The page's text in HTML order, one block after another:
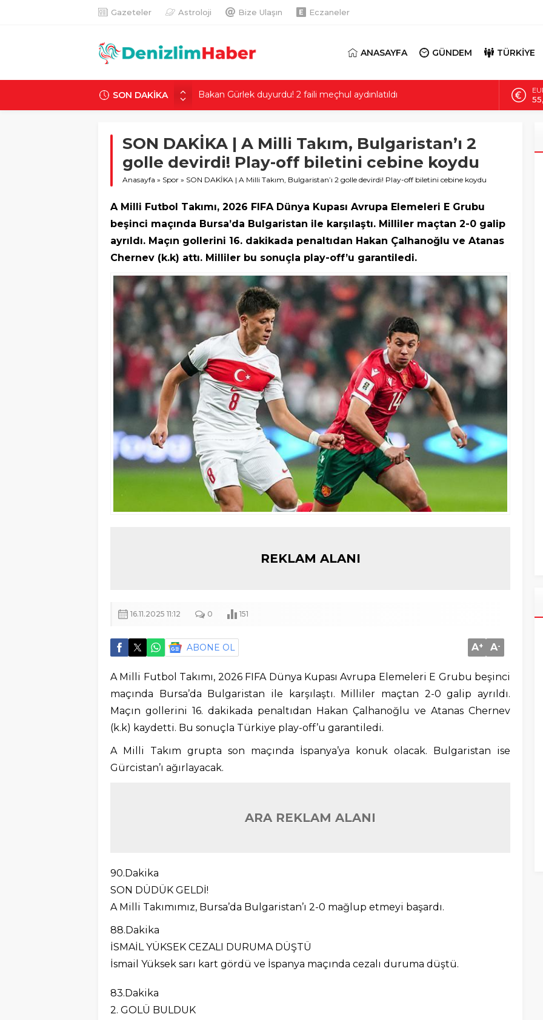
Gazeteler Astroloji Bize Ulaşın Eczaneler
ANASAYFA GÜNDEM TÜRKİYE
SON DAKİKA
KAAN projesinde ortaklık süreci söz konusu mu? Cumhurbaşkanı
500 kişi yaşıyor, 50 bin kişi geliyor! Nüfus bir gecede 100 katına çıkıyor
İstanbul’un oksijen depolarında insanlık manzarası! Doğaya bırakılan
utanç
SON DAKİKA | A Milli Takım, Bulgaristan’ı 2
golle devirdi! Play-off biletini cebine koydu
Anasayfa » Spor » SON DAKİKA | A Milli Takım, Bulgaristan’ı 2 golle devirdi! Play-off biletini cebine koydu
A Milli Futbol Takımı, 2026 FIFA Dünya Kupası Avrupa Elemeleri E Grubu
beşinci maçında Bursa’da Bulgaristan ile karşılaştı. Milliler maçtan 2-0 galip
ayrıldı. Maçın gollerini 16. dakikada penaltıdan Hakan Çalhanoğlu ve Atanas
Chernev (k.k) attı. Milliler bu sonuçla play-off’u garantiledi.
REKLAM ALANI
16.11.2025 11:12 0 151
ABONE OL A+ A-
A Milli Futbol Takımı, 2026 FIFA Dünya Kupası Avrupa Elemeleri E Grubu beşinci
maçında Bursa’da Bulgaristan ile karşılaştı. Milliler maçtan 2-0 galip ayrıldı.
Maçın gollerini 16. dakikada penaltıdan Hakan Çalhanoğlu ve Atanas Chernev
(k.k) kaydetti. Bu sonuçla Türkiye play-off’u garantiledi.
A Milli Takım grupta son maçında İspanya’ya konuk olacak. Bulgaristan ise
Gürcistan’ı ağırlayacak.
ARA REKLAM ALANI
90.Dakika
SON DÜDÜK GELDİ!
A Milli Takımımız, Bursa’da Bulgaristan’ı 2-0 mağlup etmeyi başardı.
88.Dakika
İSMAİL YÜKSEK CEZALI DURUMA DÜŞTÜ
İsmail Yüksek sarı kart gördü ve İspanya maçında cezalı duruma düştü.
83.Dakika
2. GOLÜ BULDUK